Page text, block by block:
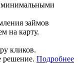
минимальными
займов
на карту.
кликов.
решение. Подробнее